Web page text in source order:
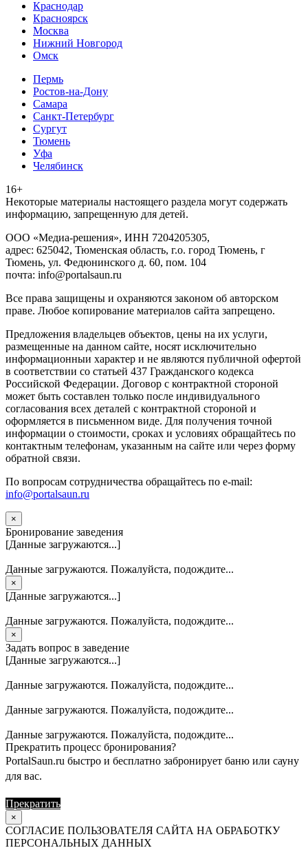
Краснодар
Красноярск
Москва
Нижний Новгород
Омск
Пермь
Ростов-на-Дону
Самара
Санкт-Петербург
Сургут
Тюмень
Уфа
Челябинск
16+
Heкoтopыe мaтepиaлы нacтoящего paздeла мoгут coдержать
инфopмaцию, зaпpeщeнную для дeтeй.
ООО «Медиа-решения», ИНН 7204205305,
адрес: 625042, Тюменская область, г.о. город Тюмень, г
Тюмень, ул. Федюнинского д. 60, пом. 104
почта: info@portalsaun.ru
Вce прaвa зaщищeны и oxpaняютcя зaкoнoм oб aвтopcкoм
прaве. Любoe кoпиpoвaниe мaтepиaлов caйтa зaпpeщeнo.
Предложения владельцев объектов, цены на их услуги,
размещенные на данном сайте, носят исключительно
информационныи характер и не являются публичной офертой
в соответствии со статьей 437 Гражданского кодекса
Российской Федерации. Договор с контрактной стороной
может быть составлен только после индивидуального
согласования всех деталей с контрактной стороной и
оформляется в письменном виде. Для получения точной
информации о стоимости, сроках и условиях обращайтесь по
контактным телефонам, указанным на сайте или через форму
обратной связи.
По вопросам сотрудничества обращайтесь по e-mail:
info@portalsaun.ru
×
Бронирование заведения
[Данные загружаются...]
Данные загружаются. Пожалуйста, подождите...
×
[Данные загружаются...]
Данные загружаются. Пожалуйста, подождите...
×
Задать вопрос в заведение
[Данные загружаются...]
Данные загружаются. Пожалуйста, подождите...
Данные загружаются. Пожалуйста, подождите...
Данные загружаются. Пожалуйста, подождите...
Прекратить процесс бронирования?
PortalSaun.ru быстро и бесплатно забронирует баню или сауну
для вас.
Прекратить
×
СОГЛАСИЕ ПОЛЬЗОВАТЕЛЯ САЙТА НА ОБРАБОТКУ
ПЕРСОНАЛЬНЫХ ДАННЫХ